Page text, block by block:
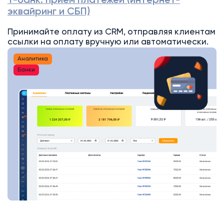
эквайринг и СБП)
Принимайте оплату из CRM, отправляя клиентам
ссылки на оплату вручную или автоматически.
Аналитика
Банки